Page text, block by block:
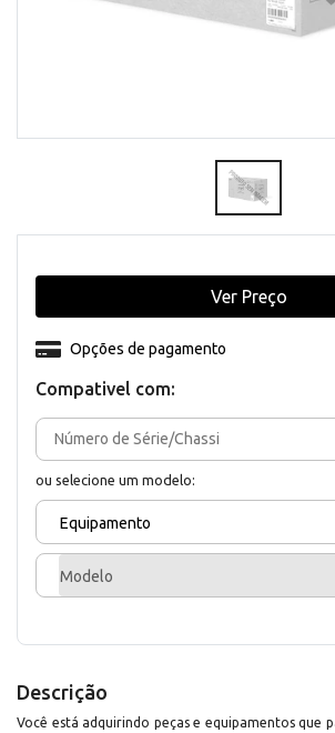
Compativel com:
ou selecione um modelo:
Equipamento
Modelo
Opções de pagamento
Ver Preço
Descrição
Você está adquirindo peças e equipamentos que